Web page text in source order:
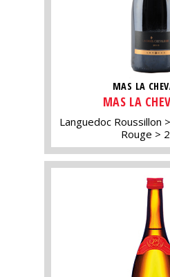
MAS LA
MAS LA
Languedoc Roussillon
Rouge